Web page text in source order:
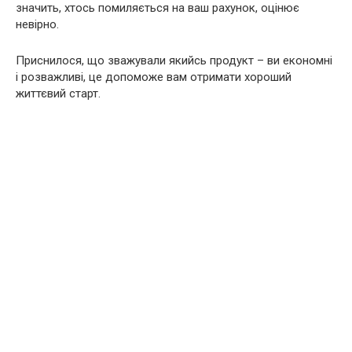
значить, хтось помиляється на ваш рахунок, оцінює
невірно.
Приснилося, що зважували якийсь продукт – ви економні
і розважливі, це допоможе вам отримати хороший
життєвий старт.